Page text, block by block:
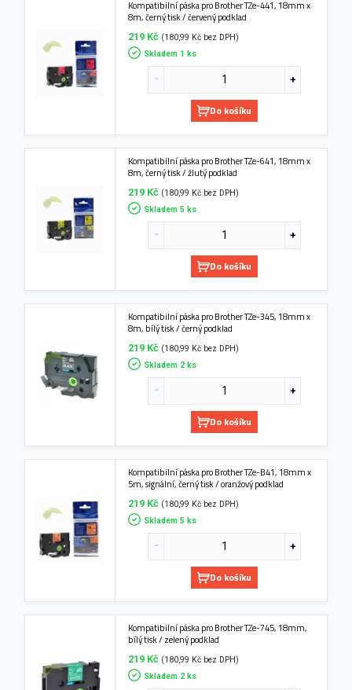
Kompatibilní páska pro Brother TZe-441, 18mm x
8m, černý tisk / červený podklad
219 Kč (180,99 Kč bez DPH)
Skladem 1 ks
Do košíku
Kompatibilní páska pro Brother TZe-641, 18mm x
8m, černý tisk / žlutý podklad
219 Kč (180,99 Kč bez DPH)
Skladem 5 ks
Do košíku
Kompatibilní páska pro Brother TZe-345, 18mm x
8m, bílý tisk / černý podklad
219 Kč (180,99 Kč bez DPH)
Skladem 2 ks
Do košíku
Kompatibilní páska pro Brother TZe-B41, 18mm x
5m, signální, černý tisk / oranžový podklad
219 Kč (180,99 Kč bez DPH)
Skladem 5 ks
Do košíku
Kompatibilní páska pro Brother TZe-745, 18mm,
bílý tisk / zelený podklad
219 Kč (180,99 Kč bez DPH)
Skladem 2 ks